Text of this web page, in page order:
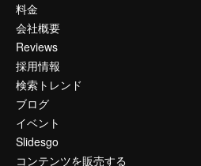
料金
会社概要
Reviews
採用情報
検索トレンド
ブログ
イベント
Slidesgo
コンテンツを販売する